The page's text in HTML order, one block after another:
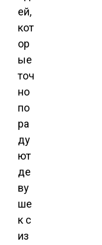
ей,
кот
ор
ые
точ
но
по
ра
ду
ют
де
ву
ше
к с
из